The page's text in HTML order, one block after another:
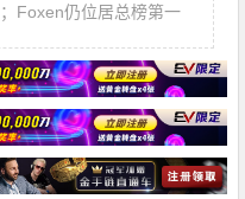
Foxen仍位居总榜第一